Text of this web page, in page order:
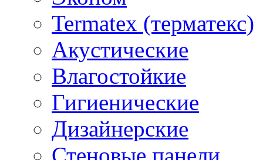
Termatex (терматекс)
Акустические
Влагостойкие
Гигиенические
Дизайнерские
Стеновые панели